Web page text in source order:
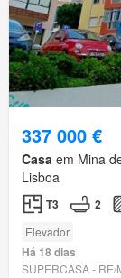
337 000 €
Casa em Mina
Lisboa
T3 2
Elevador
Há 18 dias
SUPERCASA - RE/